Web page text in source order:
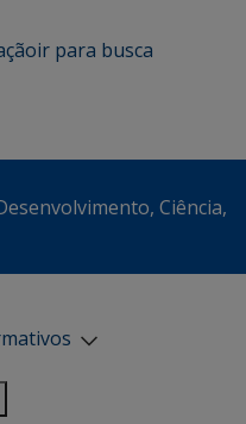
ir para busca
Ciência,